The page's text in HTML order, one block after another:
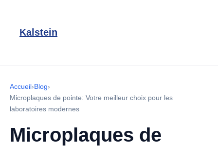
Kalstein
Accueil›Blog›
Microplaques de pointe: Votre meilleur choix pour les
laboratoires modernes
Microplaques de